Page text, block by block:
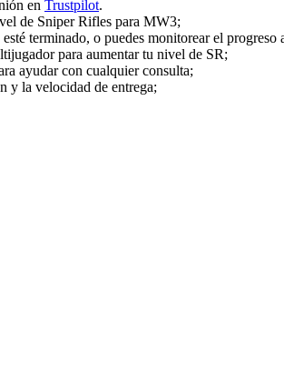
en Trustpilot.
de Sniper Rifles para MW3;
terminado, o puedes monitorear el progreso
para aumentar tu nivel de SR;
ayudar con cualquier consulta;
y la velocidad de entrega;